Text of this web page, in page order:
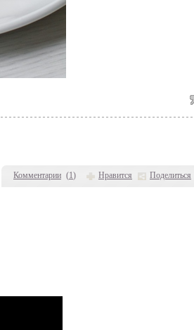
Комментарии (1) Нравится Поделиться